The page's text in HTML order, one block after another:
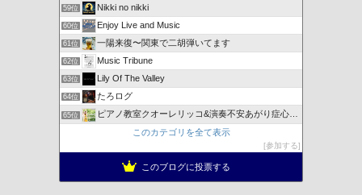
59位 Nikki no nikki
60位 Enjoy Live and Music
61位 一陽来復〜関東で二胡弾いてます
62位 Music Tribune
63位 Lily Of The Valley
64位 たろログ
65位
ピアノ教室クオーレリッコ&演奏不安あがり症心のレッスン
このカテゴリを全て表示
参加する
このブログに投票する